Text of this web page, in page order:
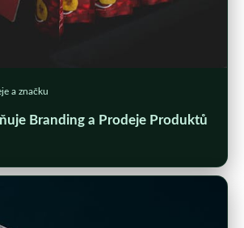
a značku
Branding a Prodeje Produktů